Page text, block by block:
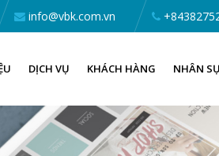
info@vbk.com.vn
DỊCH VỤ KHÁCH HÀNG NHÂN